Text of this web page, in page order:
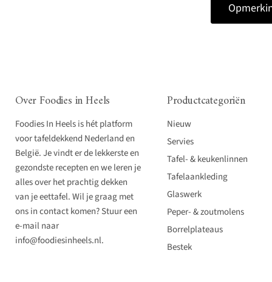
Over Foodies in Heels
Foodies In Heels is hét platform
voor tafeldekkend Nederland en
België. Je vindt er de lekkerste en
gezondste recepten en we leren je
alles over het prachtig dekken
van je eettafel. Wil je graag met
ons in contact komen? Stuur een
e-mail naar
info@foodiesinheels.nl.
Productcategoriën
Nieuw
Servies
Tafel- & keukenlinnen
Tafelaankleding
Glaswerk
Peper- & zoutmolens
Borrelplateaus
Bestek